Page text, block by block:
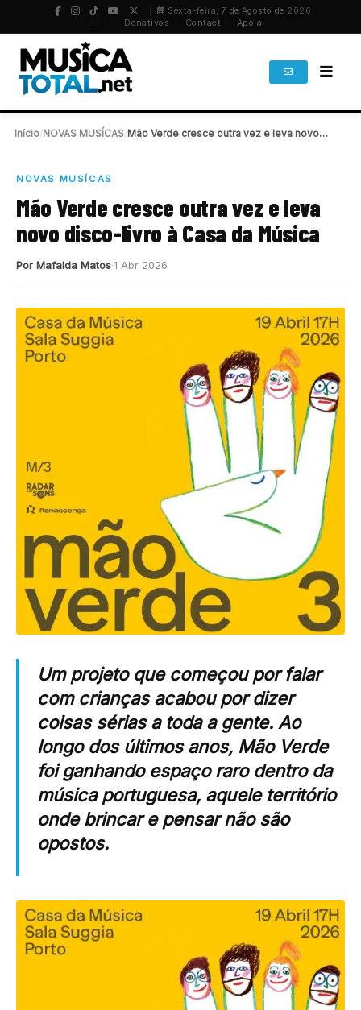
Sexta-feira, 7 de Agosto de 2026
Donativos Contact Apoia!
Início NOVAS MUSÍCAS Mão Verde cresce outra vez e leva novo…
NOVAS MUSÍCAS
Mão Verde cresce outra vez e leva
novo disco-livro à Casa da Música
Por Mafalda Matos1 Abr 2026
Um projeto que começou por falar
com crianças acabou por dizer
coisas sérias a toda a gente. Ao
longo dos últimos anos, Mão Verde
foi ganhando espaço raro dentro da
música portuguesa, aquele território
onde brincar e pensar não são
opostos.